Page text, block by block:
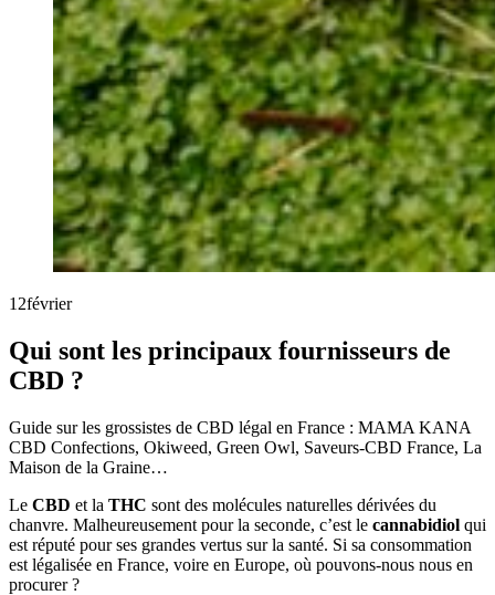
12février
Qui sont les principaux fournisseurs de
CBD ?
Guide sur les grossistes de CBD légal en France : MAMA KANA
CBD Confections, Okiweed, Green Owl, Saveurs-CBD France, La
Maison de la Graine…
Le CBD et la THC sont des molécules naturelles dérivées du
chanvre. Malheureusement pour la seconde, c’est le cannabidiol qui
est réputé pour ses grandes vertus sur la santé. Si sa consommation
est légalisée en France, voire en Europe, où pouvons-nous nous en
procurer ?